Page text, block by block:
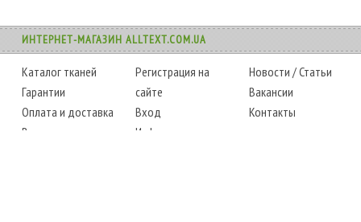
ИНТЕРНЕТ-МАГАЗИН ALLTEXT.COM.UA
Каталог тканей
Гарантии
Оплата и доставка
Возврат товара
Регистрация на
сайте
Вход
Информация
Новости /Статьи
Вакансии
Контакты